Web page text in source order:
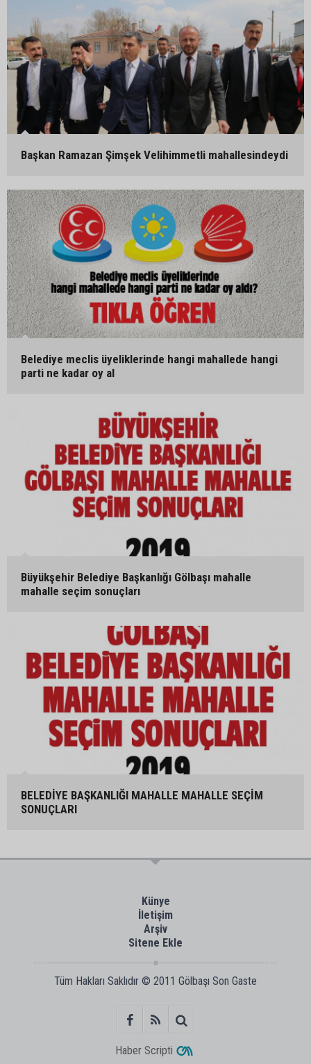
Başkan Ramazan Şimşek Velihimmetli mahallesindeydi
Belediye meclis üyeliklerinde hangi mahallede hangi
parti ne kadar oy al
Büyükşehir Belediye Başkanlığı Gölbaşı mahalle
mahalle seçim sonuçları
BELEDİYE BAŞKANLIĞI MAHALLE MAHALLE SEÇİM
SONUÇLARI
Künye
İletişim
Arşiv
Sitene Ekle
Tüm Hakları Saklıdır © 2011 Gölbaşı Son Gaste
Haber Scripti